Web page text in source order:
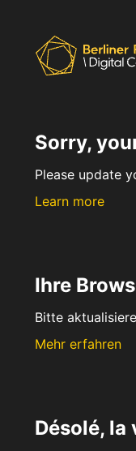
Sorry,
Please update
Learn more
Ihre
Bitte
Mehr erfahren
Désolé, la